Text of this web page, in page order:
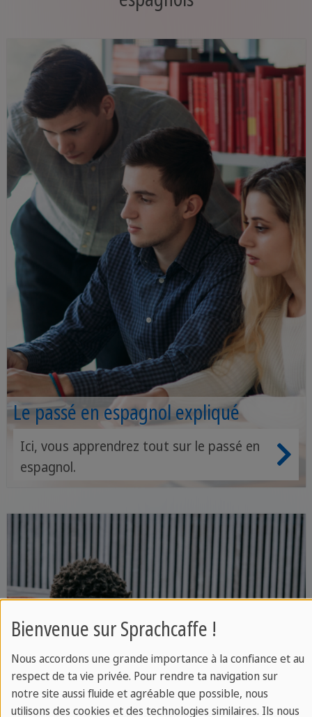
Le passé en espagnol expliqué
Ici, vous apprendrez tout sur le passé en
espagnol.
Bienvenue sur Sprachcaffe !
Nous accordons une grande importance à la confiance et au
respect de ta vie privée. Pour rendre ta navigation sur
notre site aussi fluide et agréable que possible, nous
utilisons des cookies et des technologies similaires. Ils nous